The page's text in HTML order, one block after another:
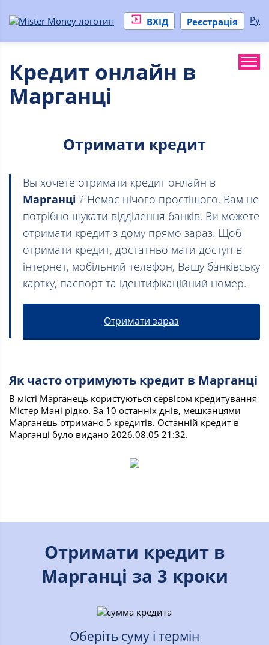
ВХІД Реєстрація Ру
Кредит онлайн в
Марганці
Отримати кредит
Вы хочете отримати кредит онлайн в
Марганці ? Немає нічого простішого. Вам не
потрібно шукати відділення банків. Ви можете
отримати кредит з дому прямо зараз. Щоб
отримати кредит, достатньо мати доступ в
інтернет, мобільний телефон, Вашу банківську
картку, паспорт та ідентифікаційний номер.
Отримати зараз
Як часто отримують кредит в Марганці
В місті Марганець користуються сервісом кредитування
Містер Мані рідко. За 10 останніх днів, мешканцями
Марганець отримано 5 кредитів. Останній кредит в
Марганці було видано 2026.08.05 21:32.
Отримати кредит в
Марганці за 3 кроки
Оберіть суму і термін